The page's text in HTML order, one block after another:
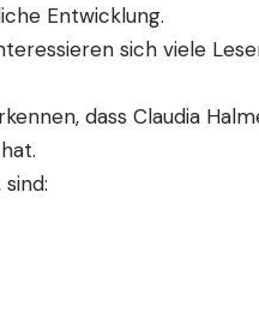
Entwicklung.
sich viele
dass Claudia